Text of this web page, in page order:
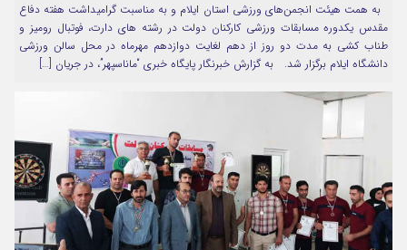
مرا به خاطر بسپار
به همت هیئت انجمن‌های ورزشی استان ایلام و به مناسبت گرامیداشت هفته دفاع
مقدس یکدوره مسابقات ورزشی کارکنان دولت در رشته های دارت، فوتبال رومیز و
طناب کشی به مدت دو روز از دهم لغایت دوازدهم مهرماه در محل سالن ورزشی
دانشگاه ایلام برگزار شد. به‌ گزارش خبرنگار پایگاه خبری‌ “ماناسپهر”، در جریان […]